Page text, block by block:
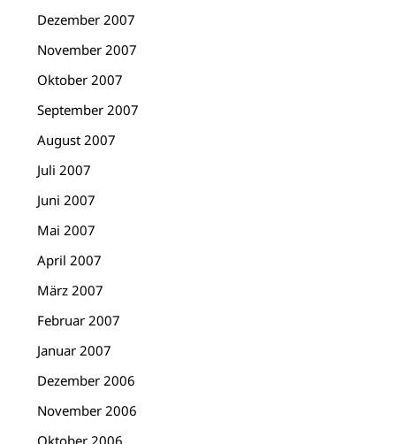
Dezember 2007
November 2007
Oktober 2007
September 2007
August 2007
Juli 2007
Juni 2007
Mai 2007
April 2007
März 2007
Februar 2007
Januar 2007
Dezember 2006
November 2006